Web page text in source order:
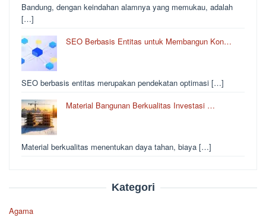
Bandung, dengan keindahan alamnya yang memukau, adalah
[…]
SEO Berbasis Entitas untuk Membangun Kon…
SEO berbasis entitas merupakan pendekatan optimasi […]
Material Bangunan Berkualitas Investasi …
Material berkualitas menentukan daya tahan, biaya […]
Kategori
Agama